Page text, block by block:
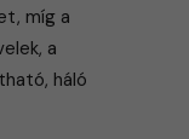
míg a
a
háló